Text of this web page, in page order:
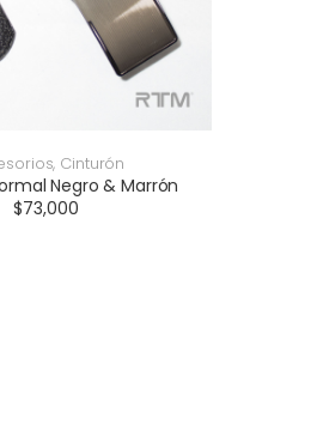
, Cinturón
Negro & Marrón
$73,000